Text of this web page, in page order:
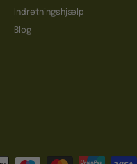
Indretningshjælp
Blog